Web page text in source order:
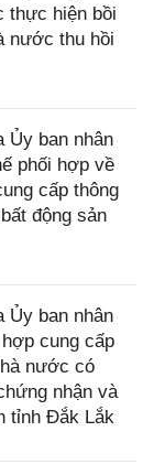
thực hiện bồi
nước thu hồi
Ủy ban nhân
phối hợp về
cấp thông
động sản
Ủy ban nhân
cung cấp
nước có
nhận và
tỉnh Đắk Lắk